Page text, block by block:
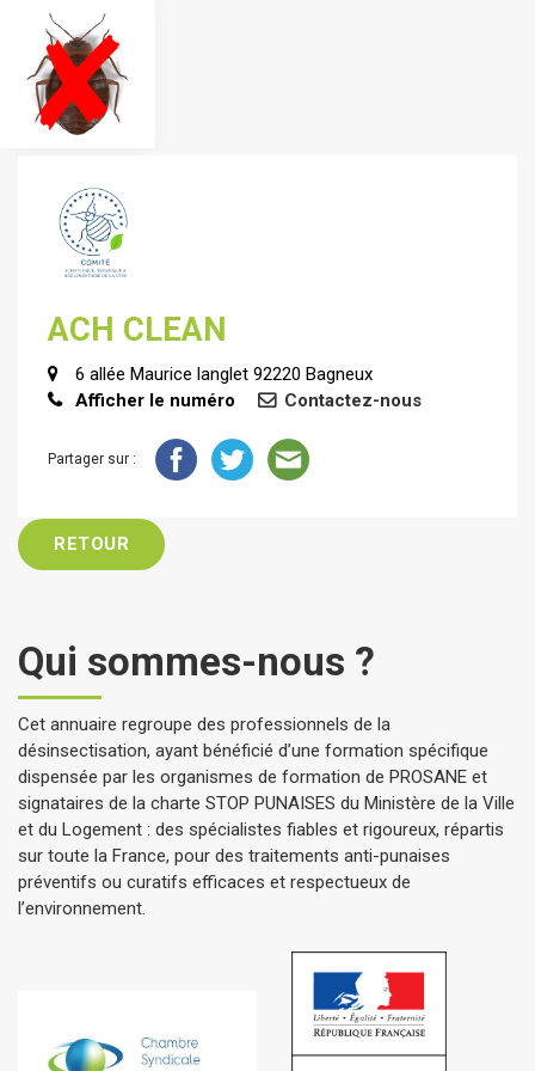
ACH CLEAN
6 allée Maurice langlet 92220 Bagneux
Afficher le numéro
Contactez-nous
Partager sur :
RETOUR
Qui sommes-nous ?
Cet annuaire regroupe des professionnels de la
désinsectisation, ayant bénéficié d’une formation spécifique
dispensée par les organismes de formation de PROSANE et
signataires de la charte STOP PUNAISES du Ministère de la Ville
et du Logement : des spécialistes fiables et rigoureux, répartis
sur toute la France, pour des traitements anti-punaises
préventifs ou curatifs efficaces et respectueux de
l’environnement.